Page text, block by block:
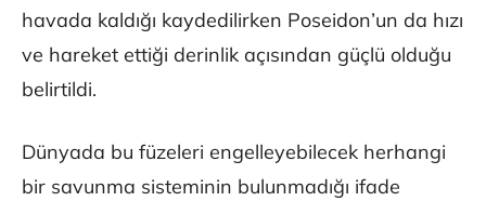
havada kaldığı kaydedilirken Poseidon’un da hızı
ve hareket ettiği derinlik açısından güçlü olduğu
belirtildi.
Dünyada bu füzeleri engelleyebilecek herhangi
bir savunma sisteminin bulunmadığı ifade